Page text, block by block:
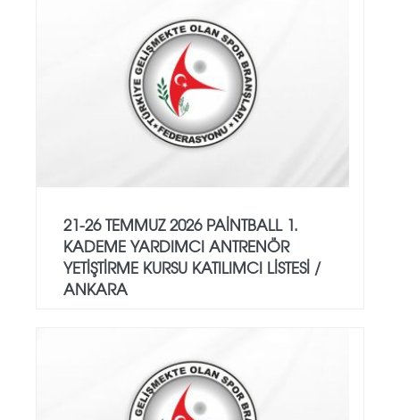
21-26 TEMMUZ 2026 PAİNTBALL 1.
KADEME YARDIMCI ANTRENÖR
YETİŞTİRME KURSU KATILIMCI LİSTESİ /
ANKARA